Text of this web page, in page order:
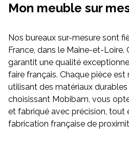
Mon meuble sur
Nos bureaux sur-mesure sont
France, dans le Maine-et-
garantit une qualité
faire français. Chaque pièce est
utilisant des matériaux
choisissant Mobibam, vous
et fabriqué avec précision, tout
fabrication française de